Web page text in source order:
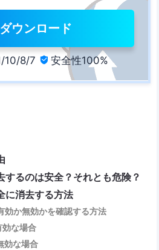
ウンロード
10/8/7  安全性100%
するのは安全？それとも危険？
に消去する方法
効か無効かを確認する方法
効な場合
効な場合